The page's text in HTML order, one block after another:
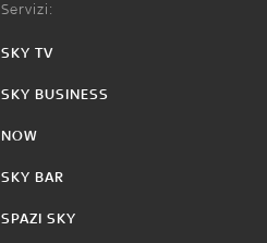
Servizi:
SKY TV
SKY BUSINESS
NOW
SKY BAR
SPAZI SKY